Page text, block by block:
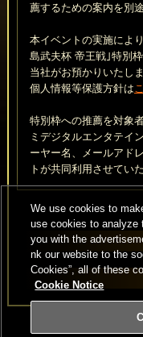
薦するための案内を別
本イベントの実施によ
島武夫杯 帝王戦｣特別
当社がお預かりいたしま
個人情報等保護方針は
特別枠への推薦を対象
ミデジタルエンタテイ
ーヤー名、メールアド
トが共同利用させてい
We use cookies to
use cookies to analyze
you with the
nk our website to the
Cookies”, all of these
Cookie Notice